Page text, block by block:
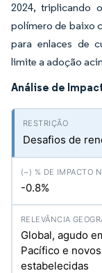
2024, triplicando
polímero de baixo
para enlaces de
limite a adoção
Análise de
Desafios de
-0.8%
Global, agudo
Pacífico e
estabelecidas